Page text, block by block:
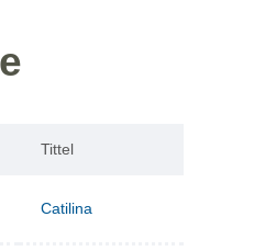
Tittel
Catilina